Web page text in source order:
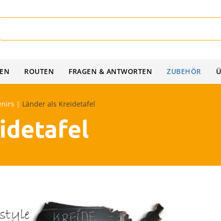
ROUTEN FRAGEN & ANTWORTEN ZUBEHÖR
| Länder als Kreidetafel